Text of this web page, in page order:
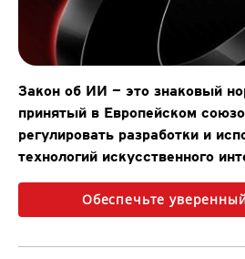
Закон об ИИ — это знаковый
принятый в Европейском
регулировать разработки и
технологий искусственного
Обеспечьте